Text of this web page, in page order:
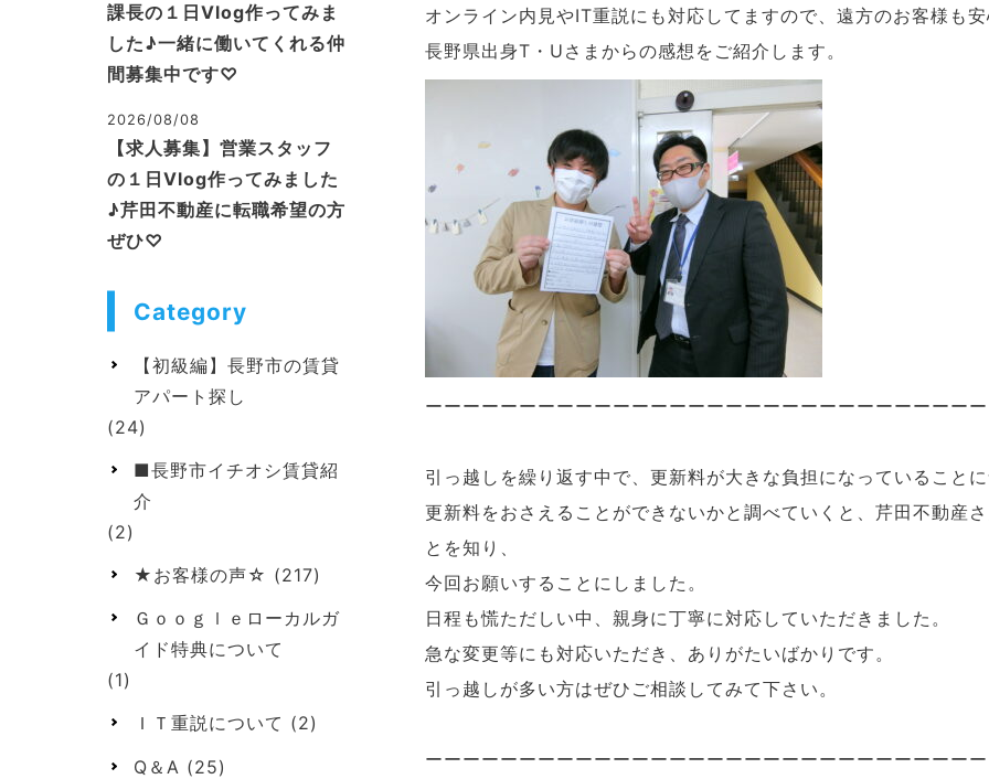
オンライン内見やIT重説にも対応してますので、遠方のお客様も
長野県出身T・Uさまからの感想をご紹介します。
ーーーーーーーーーーーーーーーーーーーーーーーーーーーーー
引っ越しを繰り返す中で、更新料が大きな負担になっていること
更新料をおさえることができないかと調べていくと、芹田不動産
とを知り、
今回お願いすることにしました。
日程も慌ただしい中、親身に丁寧に対応していただきました。
急な変更等にも対応いただき、ありがたいばかりです。
引っ越しが多い方はぜひご相談してみて下さい。
ーーーーーーーーーーーーーーーーーーーーーーーーーーーーー
課長の１日Vlog作ってみま
した♪一緒に働いてくれる仲
間募集中です♡
2026/08/08
【求人募集】営業スタッフ
の１日Vlog作ってみました
♪芹田不動産に転職希望の方
ぜひ♡
Category
【初級編】長野市の賃貸
アパート探し
(24)
■長野市イチオシ賃貸紹
介
(2)
★お客様の声☆ (217)
Ｇｏｏｇｌｅローカルガ
イド特典について
(1)
ＩＴ重説について (2)
Q＆A (25)